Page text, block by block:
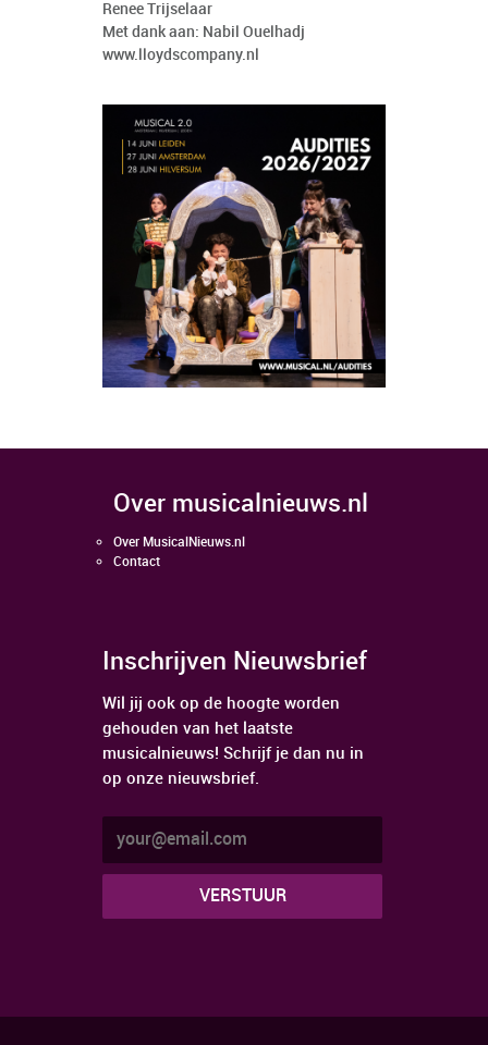
Renee Trijselaar
Met dank aan: Nabil Ouelhadj
www.lloydscompany.nl
over musicalnieuws.nl
Over MusicalNieuws.nl
Contact
Inschrijven Nieuwsbrief
Wil jij ook op de hoogte worden
gehouden van het laatste
musicalnieuws! Schrijf je dan nu in
op onze nieuwsbrief.